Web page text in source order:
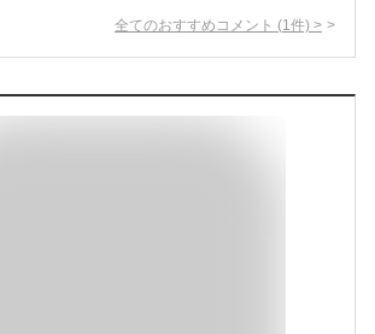
全てのおすすめコメント (1 件) >